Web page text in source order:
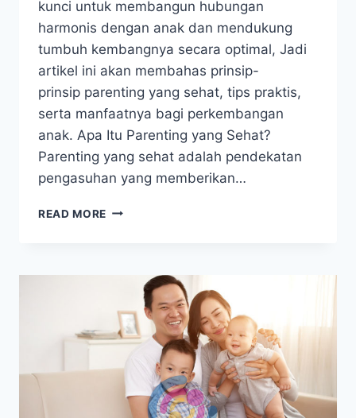
kunci untuk membangun hubungan
harmonis dengan anak dan mendukung
tumbuh kembangnya secara optimal, Jadi
artikel ini akan membahas prinsip-
prinsip parenting yang sehat, tips praktis,
serta manfaatnya bagi perkembangan
anak. Apa Itu Parenting yang Sehat?
Parenting yang sehat adalah pendekatan
pengasuhan yang memberikan…
READ MORE PARENTING
HUBUNGAN
HARMONIS
DENGAN
ANAK